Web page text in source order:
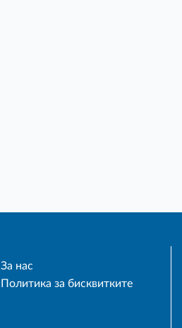
За нас
Политика за бисквитките